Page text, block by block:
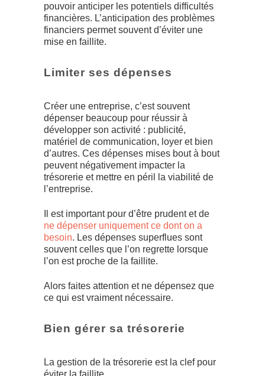
pouvoir anticiper les potentiels difficultés
financières. L’anticipation des problèmes
financiers permet souvent d’éviter une
mise en faillite.
Limiter ses dépenses
Créer une entreprise, c’est souvent
dépenser beaucoup pour réussir à
développer son activité : publicité,
matériel de communication, loyer et bien
d’autres. Ces dépenses mises bout à bout
peuvent négativement impacter la
trésorerie et mettre en péril la viabilité de
l’entreprise.
Il est important pour d’être prudent et de
ne dépenser uniquement ce dont on a
besoin. Les dépenses superflues sont
souvent celles que l’on regrette lorsque
l’on est proche de la faillite.
Alors faites attention et ne dépensez que
ce qui est vraiment nécessaire.
Bien gérer sa trésorerie
La gestion de la trésorerie est la clef pour
éviter la faillite.